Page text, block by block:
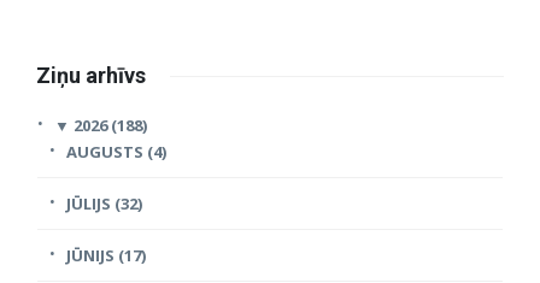
Ziņu arhīvs
▼ 2026 (188)
AUGUSTS (4)
JŪLIJS (32)
JŪNIJS (17)